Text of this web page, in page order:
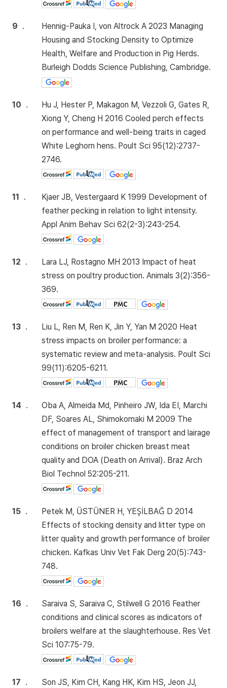
9 .
Hennig-Pauka I, von Altrock A 2023 Managing
Housing and Stocking Density to Optimize
Health, Welfare and Production in Pig Herds.
Burleigh Dodds Science Publishing, Cambridge.
10 .
Hu J, Hester P, Makagon M, Vezzoli G, Gates R,
Xiong Y, Cheng H 2016 Cooled perch effects
on performance and well-being traits in caged
White Leghorn hens. Poult Sci 95(12):2737-
2746.
11 .
Kjaer JB, Vestergaard K 1999 Development of
feather pecking in relation to light intensity.
Appl Anim Behav Sci 62(2-3):243-254.
12 .
Lara LJ, Rostagno MH 2013 Impact of heat
stress on poultry production. Animals 3(2):356-
369.
13 .
Liu L, Ren M, Ren K, Jin Y, Yan M 2020 Heat
stress impacts on broiler performance: a
systematic review and meta-analysis. Poult Sci
99(11):6205-6211.
14 .
Oba A, Almeida Md, Pinheiro JW, Ida EI, Marchi
DF, Soares AL, Shimokomaki M 2009 The
effect of management of transport and lairage
conditions on broiler chicken breast meat
quality and DOA (Death on Arrival). Braz Arch
Biol Technol 52:205-211.
15 .
Petek M, ÜSTÜNER H, YEŞİLBAĞ D 2014
Effects of stocking density and litter type on
litter quality and growth performance of broiler
chicken. Kafkas Univ Vet Fak Derg 20(5):743-
748.
16 .
Saraiva S, Saraiva C, Stilwell G 2016 Feather
conditions and clinical scores as indicators of
broilers welfare at the slaughterhouse. Res Vet
Sci 107:75-79.
17 .
Son JS, Kim CH, Kang HK, Kim HS, Jeon JJ,